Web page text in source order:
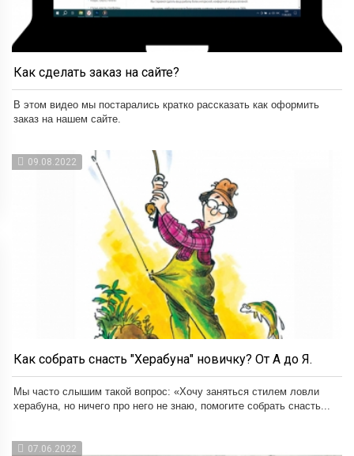
Как сделать заказ на сайте?
В этом видео мы постарались кратко рассказать как оформить
заказ на нашем сайте.
09.08.2022
Как собрать снасть "Херабуна" новичку? От А до Я.
Мы часто слышим такой вопрос: «Хочу заняться стилем ловли
херабуна, но ничего про него не знаю, помогите собрать снасть...
07.06.2022